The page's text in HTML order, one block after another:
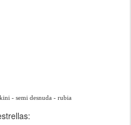
- semi desnuda - rubia